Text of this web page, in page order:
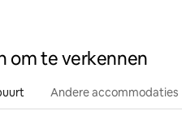
om te verkennen
Andere accommodaties